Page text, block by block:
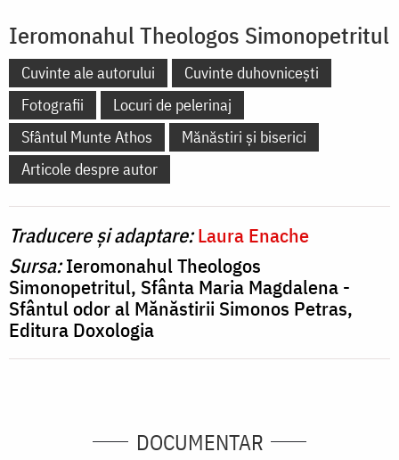
Ieromonahul Theologos Simonopetritul
Cuvinte ale autorului
Cuvinte duhovnicești
Fotografii
Locuri de pelerinaj
Sfântul Munte Athos
Mănăstiri și biserici
Articole despre autor
Traducere și adaptare:Laura Enache
Sursa:Ieromonahul Theologos
Simonopetritul, Sfânta Maria Magdalena -
Sfântul odor al Mănăstirii Simonos Petras,
Editura Doxologia
DOCUMENTAR